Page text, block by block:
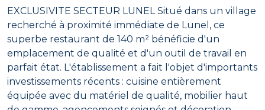
EXCLUSIVITE SECTEUR LUNEL Situé dans un village
recherché à proximité immédiate de Lunel, ce
superbe restaurant de 140 m² bénéficie d'un
emplacement de qualité et d'un outil de travail en
parfait état. L'établissement a fait l'objet d'importants
investissements récents : cuisine entièrement
équipée avec du matériel de qualité, mobilier haut